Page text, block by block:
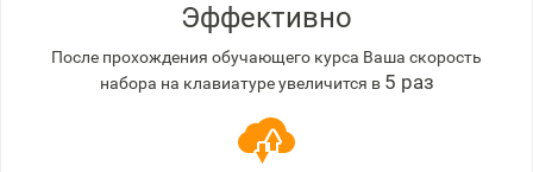
Эффективно
После прохождения обучающего курса Ваша скорость
набора на клавиатуре увеличится в 5 раз